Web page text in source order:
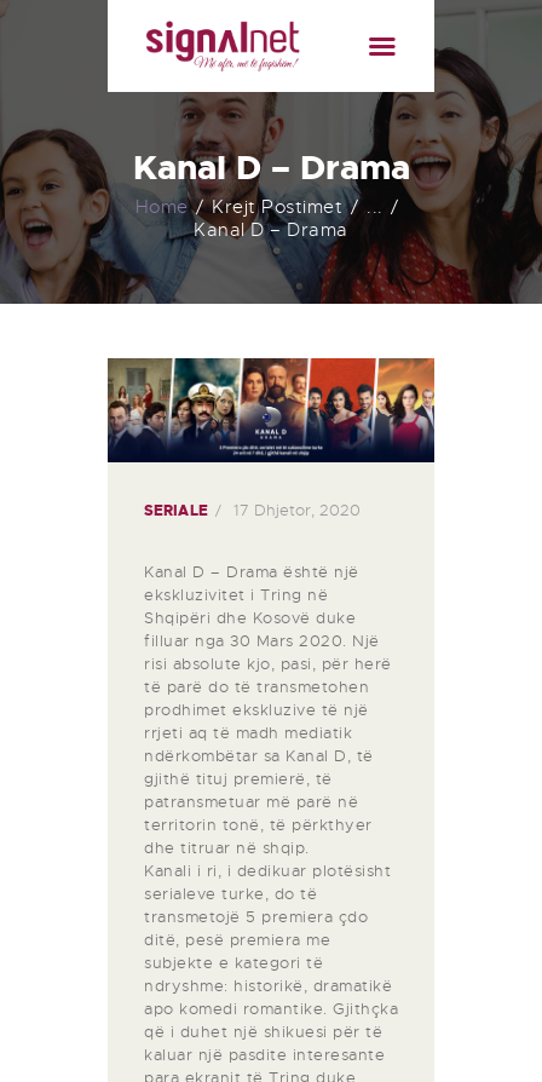
Kanal D – Drama
Home Krejt Postimet
...
Kanal D – Drama
BALLINA
RRETH NESH
PAKETAT
LISTA E KANALEVE
LAJMET
KONTAKT
FATURA ONLINE
SERIALE 17 Dhjetor, 2020
Kanal D – Drama është një
ekskluzivitet i Tring në
Shqipëri dhe Kosovë duke
filluar nga 30 Mars 2020. Një
risi absolute kjo, pasi, për herë
të parë do të transmetohen
prodhimet ekskluzive të një
rrjeti aq të madh mediatik
ndërkombëtar sa Kanal D, të
gjithë tituj premierë, të
patransmetuar më parë në
territorin tonë, të përkthyer
dhe titruar në shqip.
Kanali i ri, i dedikuar plotësisht
serialeve turke, do të
transmetojë 5 premiera çdo
ditë, pesë premiera me
subjekte e kategori të
ndryshme: historikë, dramatikë
apo komedi romantike. Gjithçka
që i duhet një shikuesi për të
kaluar një pasdite interesante
para ekranit të Tring duke